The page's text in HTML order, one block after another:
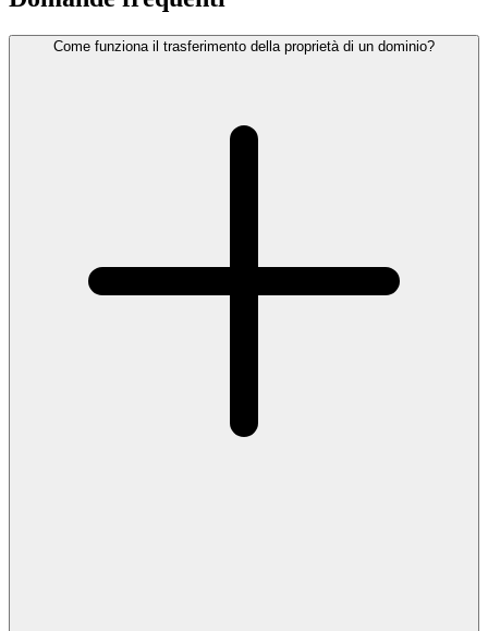
Come funziona il trasferimento della proprietà di un dominio?